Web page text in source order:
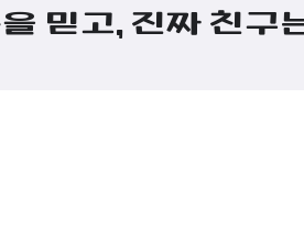
믿고, 진짜 친구